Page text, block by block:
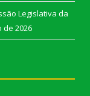
Legislativa da
de 2026